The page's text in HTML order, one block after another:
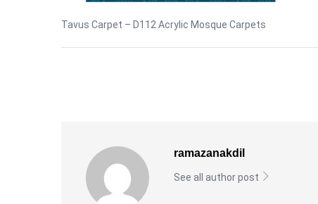
Tavus Carpet – D112 Acrylic Mosque Carpets
ramazanakdil
See all author post